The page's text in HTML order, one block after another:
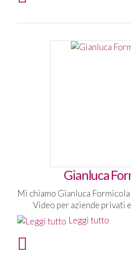
Gianluca
Mi chiamo Gianluca
Video per aziende privati
Leggi tutto